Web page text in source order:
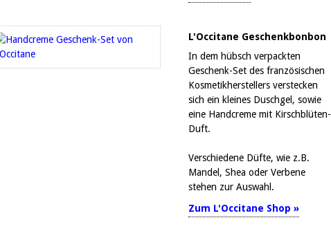
L'Occitane Geschenkbonbon
In dem hübsch verpackten
Geschenk-Set des französischen
Kosmetikherstellers verstecken
sich ein kleines Duschgel, sowie
eine Handcreme mit Kirschblüten-
Duft.
Verschiedene Düfte, wie z.B.
Mandel, Shea oder Verbene
stehen zur Auswahl.
Zum L'Occitane Shop »